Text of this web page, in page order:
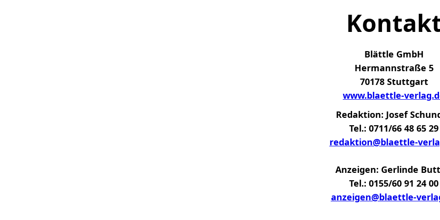
Blättle GmbH
Hermannstraße 5
70178 Stuttgart
www.blaettle-
Redaktion: Josef
Tel.: 0711/66 48 65 29
redaktion@blaettle-
Anzeigen: Gerlinde
Tel.: 0155/60 91 24 00
anzeigen@blaettle-